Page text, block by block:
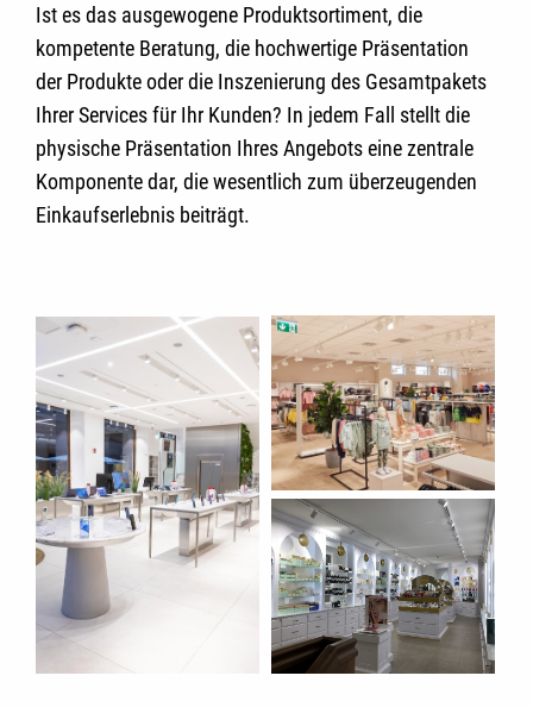
Ist es das ausgewogene Produktsortiment, die
kompetente Beratung, die hochwertige Präsentation
der Produkte oder die Inszenierung des Gesamtpakets
Ihrer Services für Ihr Kunden? In jedem Fall stellt die
physische Präsentation Ihres Angebots eine zentrale
Komponente dar, die wesentlich zum überzeugenden
Einkaufserlebnis beiträgt.